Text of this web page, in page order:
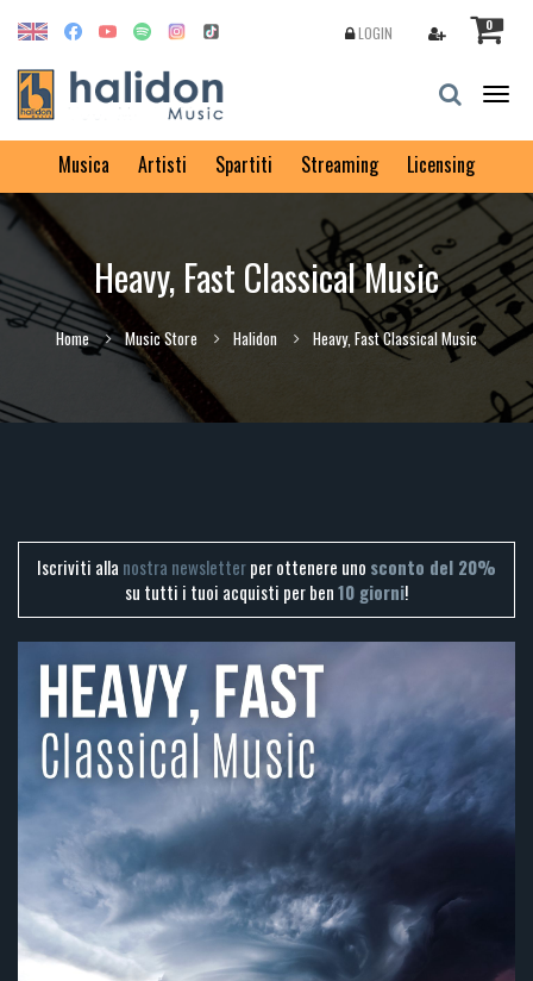
0
LOGIN
Musica Artisti Spartiti Streaming Licensing
Heavy, Fast Classical Music
Home Music Store Halidon Heavy, Fast Classical Music
Iscriviti alla nostra newsletterper ottenere uno sconto del 20%
su tutti i tuoi acquisti per ben10 giorni!